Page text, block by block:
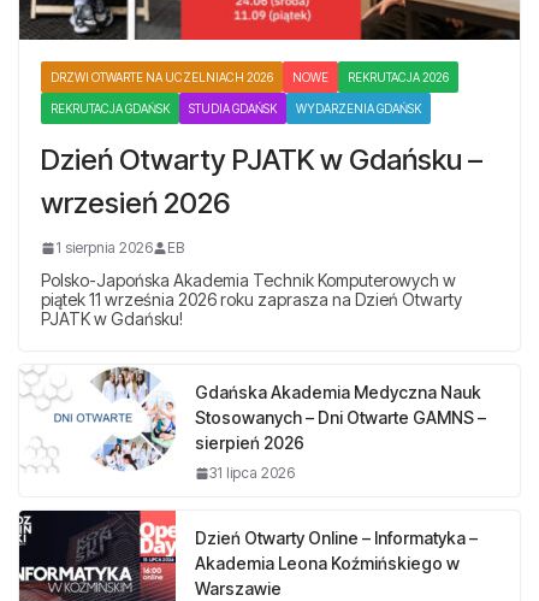
DRZWI OTWARTE NA UCZELNIACH 2026 NOWE REKRUTACJA 2026
REKRUTACJA GDAŃSK STUDIA GDAŃSK WYDARZENIA GDAŃSK
Dzień Otwarty PJATK w Gdańsku –
wrzesień 2026
1 sierpnia 2026 EB
Polsko-Japońska Akademia Technik Komputerowych w
piątek 11 września 2026 roku zaprasza na Dzień Otwarty
PJATK w Gdańsku!
Gdańska Akademia Medyczna Nauk
Stosowanych – Dni Otwarte GAMNS –
sierpień 2026
31 lipca 2026
Dzień Otwarty Online – Informatyka –
Akademia Leona Koźmińskiego w
Warszawie